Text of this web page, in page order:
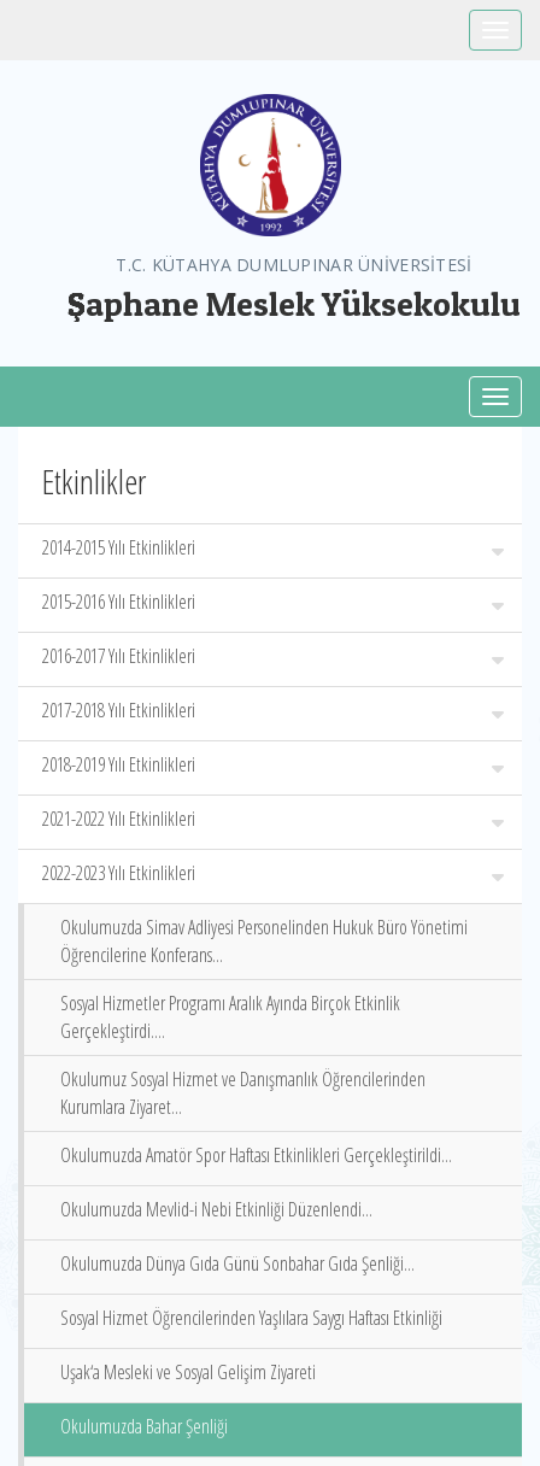
T.C. KÜTAHYA DUMLUPINAR ÜNİVERSİTESİ
Şaphane Meslek Yüksekokulu
Etkinlikler
2014-2015 Yılı Etkinlikleri
2015-2016 Yılı Etkinlikleri
2016-2017 Yılı Etkinlikleri
2017-2018 Yılı Etkinlikleri
2018-2019 Yılı Etkinlikleri
2021-2022 Yılı Etkinlikleri
2022-2023 Yılı Etkinlikleri
Okulumuzda Simav Adliyesi Personelinden Hukuk Büro Yönetimi
Öğrencilerine Konferans...
Sosyal Hizmetler Programı Aralık Ayında Birçok Etkinlik
Gerçekleştirdi....
Okulumuz Sosyal Hizmet ve Danışmanlık Öğrencilerinden
Kurumlara Ziyaret...
Okulumuzda Amatör Spor Haftası Etkinlikleri Gerçekleştirildi...
Okulumuzda Mevlid-i Nebi Etkinliği Düzenlendi...
Okulumuzda Dünya Gıda Günü Sonbahar Gıda Şenliği...
Sosyal Hizmet Öğrencilerinden Yaşlılara Saygı Haftası Etkinliği
Uşak‘a Mesleki ve Sosyal Gelişim Ziyareti
Okulumuzda Bahar Şenliği